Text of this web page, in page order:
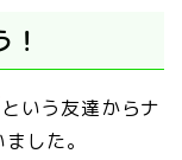
という友達からナ
した。